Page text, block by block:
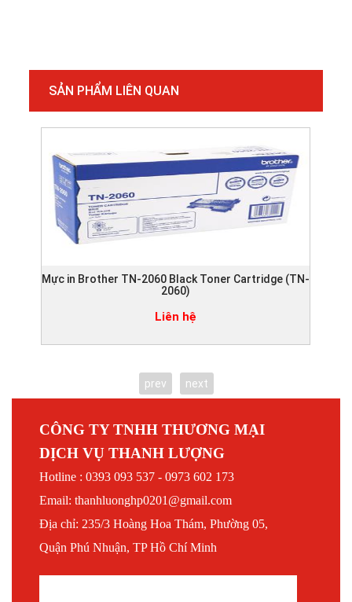
SẢN PHẨM LIÊN QUAN
Mực in Brother TN-2060 Black Toner Cartridge (TN-
2060)
Liên hệ
prev next
CÔNG TY TNHH THƯƠNG MẠI
DỊCH VỤ THANH LƯỢNG
Hotline : 0393 093 537 - 0973 602 173
Email: thanhluonghp0201@gmail.com
Địa chỉ: 235/3 Hoàng Hoa Thám, Phường 05,
Quận Phú Nhuận, TP Hồ Chí Minh